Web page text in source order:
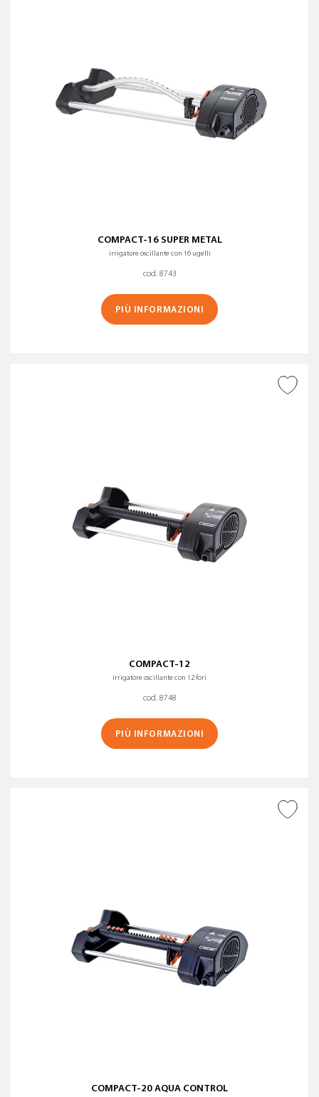
COMPACT-16 SUPER METAL
irrigatore oscillante con 16 ugelli
cod. 8743
PIÙ INFORMAZIONI
COMPACT-12
irrigatore oscillante con 12 fori
cod. 8748
PIÙ INFORMAZIONI
COMPACT-20 AQUA CONTROL